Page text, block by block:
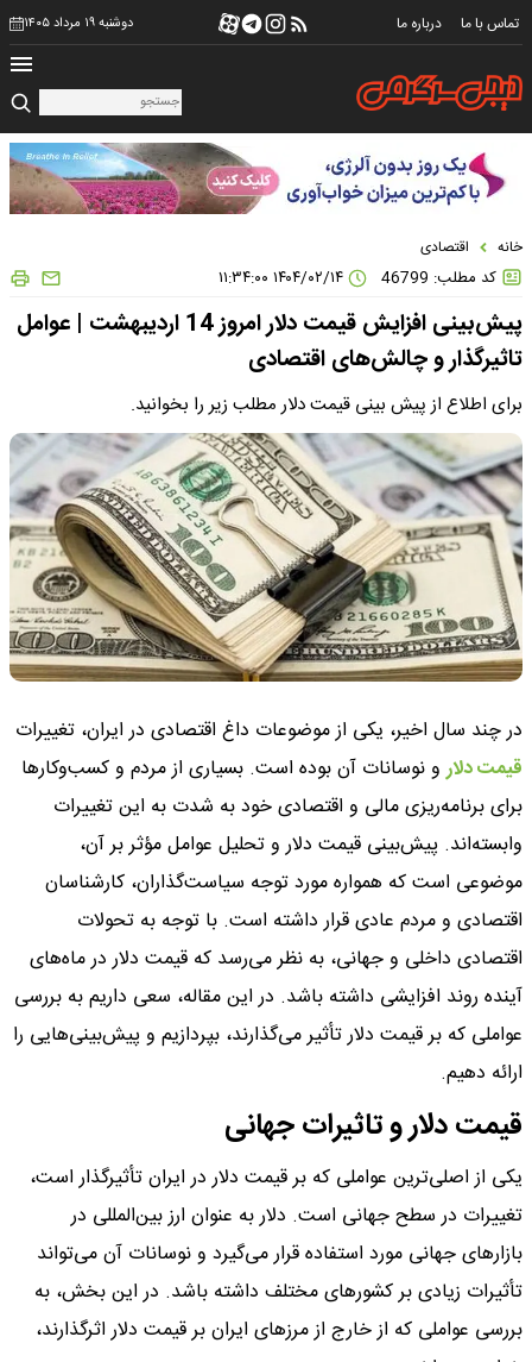
تماس با ما درباره ما دوشنبه ۱۹ مرداد ۱۴۰۵
خانه اقتصادی
کد مطلب: 46799
پیش‌بینی افزایش قیمت دلار امروز 14 اردیبهشت | عوامل
تاثیرگذار و چالش‌های اقتصادی
برای اطلاع از پیش بینی قیمت دلار مطلب زیر را بخوانید.
در چند سال اخیر، یکی از موضوعات داغ اقتصادی در ایران، تغییرات
قیمت دلارو نوسانات آن بوده است. بسیاری از مردم و کسب‌وکارها
برای برنامه‌ریزی مالی و اقتصادی خود به شدت به این تغییرات
وابسته‌اند. پیش‌بینی قیمت دلار و تحلیل عوامل مؤثر بر آن،
موضوعی است که همواره مورد توجه سیاست‌گذاران، کارشناسان
اقتصادی و مردم عادی قرار داشته است. با توجه به تحولات
اقتصادی داخلی و جهانی، به نظر می‌رسد که قیمت دلار در ماه‌های
آینده روند افزایشی داشته باشد. در این مقاله، سعی داریم به بررسی
عواملی که بر قیمت دلار تأثیر می‌گذارند، بپردازیم و پیش‌بینی‌هایی را
ارائه دهیم.
قیمت دلار و تاثیرات جهانی
یکی از اصلی‌ترین عواملی که بر قیمت دلار در ایران تأثیرگذار است،
تغییرات در سطح جهانی است. دلار به عنوان ارز بین‌المللی در
بازارهای جهانی مورد استفاده قرار می‌گیرد و نوسانات آن می‌تواند
تأثیرات زیادی بر کشورهای مختلف داشته باشد. در این بخش، به
بررسی عواملی که از خارج از مرزهای ایران بر قیمت دلار اثرگذارند،